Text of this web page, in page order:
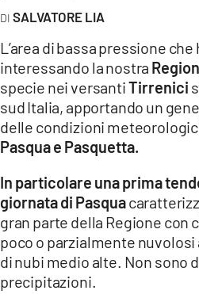
LACTV.IT
LACONAIR.IT
LACITYMAG.IT
ILREGGINO.IT
COSENZACHANNEL.IT
CATANZAROCHANNEL.IT
LACAPITALENEWS.IT
App
ANDROID
SALVATORE LIA
L’area di bassa pressione
interessando la nostra
specie nei versantiTirrenici
sud Italia, apportando un
delle condizioni
Pasqua e Pasquetta.
In particolare una prima
giornata di Pasqua
gran parte della Regione con
poco o parzialmente nuvolosi
di nubi medio alte. Non sono
precipitazioni.